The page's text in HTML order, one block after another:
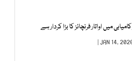
میں اواتار فرنچائز کا بڑا کردار ہے